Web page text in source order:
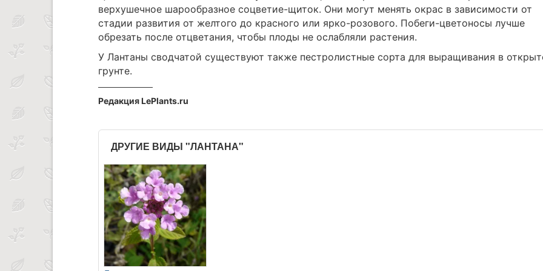
верхушечное шарообразное соцветие-щиток. Они могут менять окрас в зависимости от
стадии развития от желтого до красного или ярко-розового. Побеги-цветоносы лучше
обрезать после отцветания, чтобы плоды не ослабляли растения.
У Лантаны сводчатой существуют также пестролистные сорта для выращивания в
грунте.
Редакция LePlants.ru
ДРУГИЕ ВИДЫ "ЛАНТАНА"